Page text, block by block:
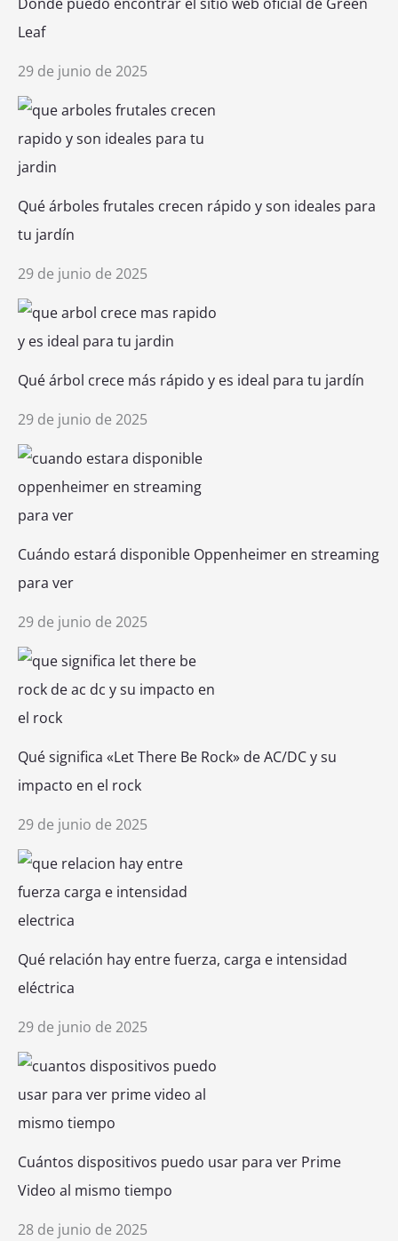
Leaf
29 de junio de 2025
Qué árboles frutales crecen rápido y son ideales para
tu jardín
29 de junio de 2025
Qué árbol crece más rápido y es ideal para tu jardín
29 de junio de 2025
Cuándo estará disponible Oppenheimer en streaming
para ver
29 de junio de 2025
Qué significa «Let There Be Rock» de AC/DC y su
impacto en el rock
29 de junio de 2025
Qué relación hay entre fuerza, carga e intensidad
eléctrica
29 de junio de 2025
Cuántos dispositivos puedo usar para ver Prime
Video al mismo tiempo
28 de junio de 2025